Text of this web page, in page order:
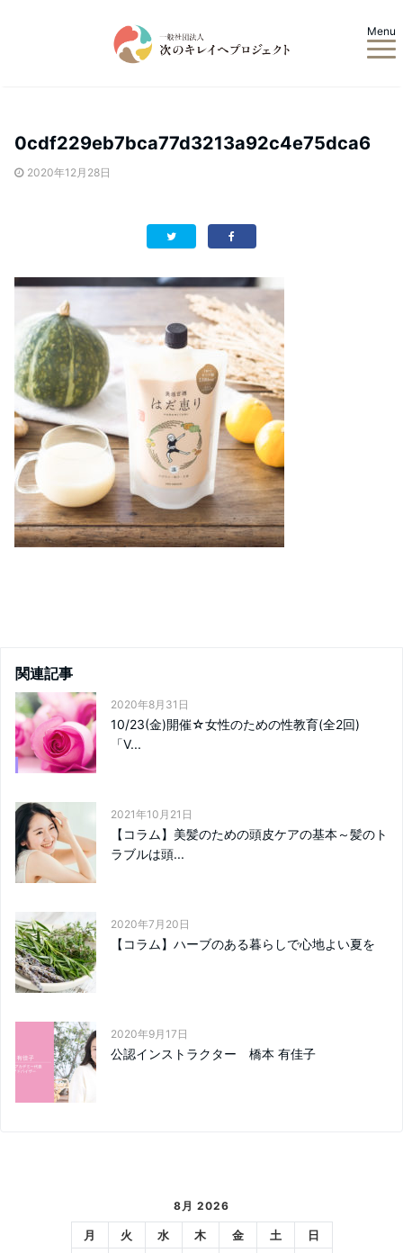
Menu
0cdf229eb7bca77d3213a92c4e75dca6
2020年12月28日
関連記事
2020年8月31日
10/23(金)開催☆女性のための性教育(全2回)
「V...
2021年10月21日
【コラム】美髪のための頭皮ケアの基本～髪のト
ラブルは頭...
2020年7月20日
【コラム】ハーブのある暮らしで心地よい夏を
2020年9月17日
公認インストラクター 橋本 有佳子
8月 2026
月 火 水 木 金 土
日